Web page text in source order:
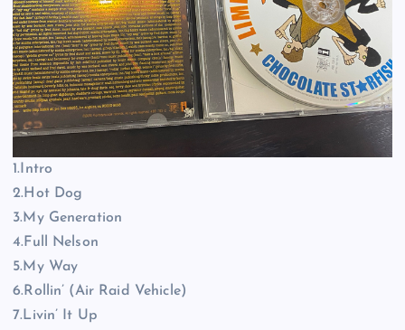
1.Intro
2.Hot Dog
3.My Generation
4.Full Nelson
5.My Way
6.Rollin’ (Air Raid Vehicle)
7.Livin’ It Up